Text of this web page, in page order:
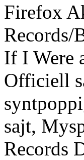
Firefox
Records/
If I Were
Officiell
sajt,
Records